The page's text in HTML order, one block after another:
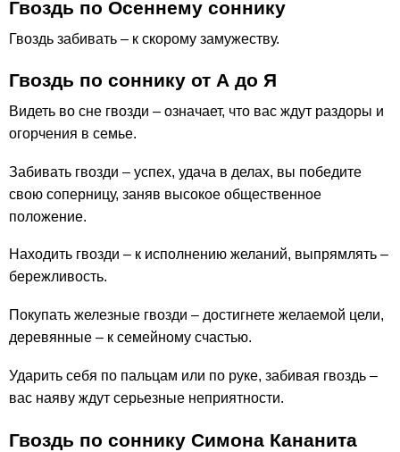
Гвоздь по Осеннему соннику
Гвоздь забивать – к скорому замужеству.
Гвоздь по соннику от А до Я
Видеть во сне гвозди – означает, что вас ждут раздоры и
огорчения в семье.
Забивать гвозди – успех, удача в делах, вы победите
свою соперницу, заняв высокое общественное
положение.
Находить гвозди – к исполнению желаний, выпрямлять –
бережливость.
Покупать железные гвозди – достигнете желаемой цели,
деревянные – к семейному счастью.
Ударить себя по пальцам или по руке, забивая гвоздь –
вас наяву ждут серьезные неприятности.
Гвоздь по соннику Симона Кананита